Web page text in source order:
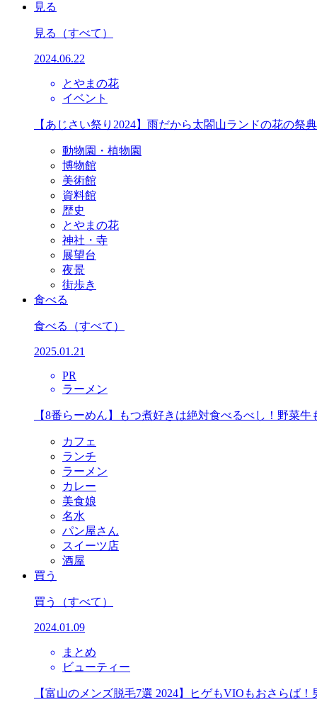
見る
見る （すべて）
2024.06.22
とやまの花
イベント
【あじさい祭り2024】雨だから太閤山ランドの花の祭
動物園・植物園
博物館
美術館
資料館
歴史
とやまの花
神社・寺
展望台
夜景
街歩き
食べる
食べる （すべて）
2025.01.21
PR
ラーメン
【8番らーめん】もつ煮好きは絶対食べるべし！野菜
カフェ
ランチ
ラーメン
カレー
美食娘
名水
パン屋さん
スイーツ店
酒屋
買う
買う （すべて）
2024.01.09
まとめ
ビューティー
【富山のメンズ脱毛7選 2024】ヒゲもVIOもおさらば